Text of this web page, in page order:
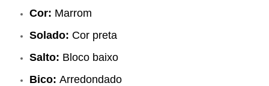
Cor: Marrom
Solado: Cor preta
Salto: Bloco baixo
Bico: Arredondado